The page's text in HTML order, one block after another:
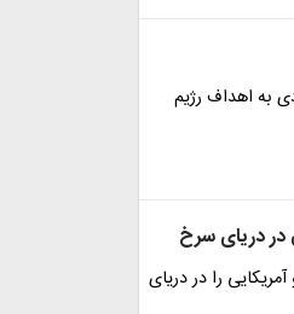
به اهداف رژیم
در دریای سرخ
را در دریای